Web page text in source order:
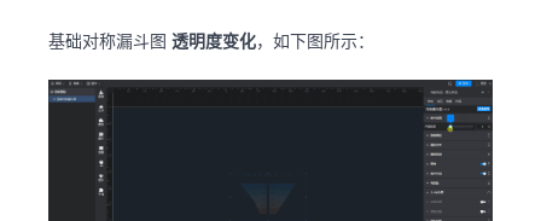
基础对称漏斗图 透明度变化，如下图所示：